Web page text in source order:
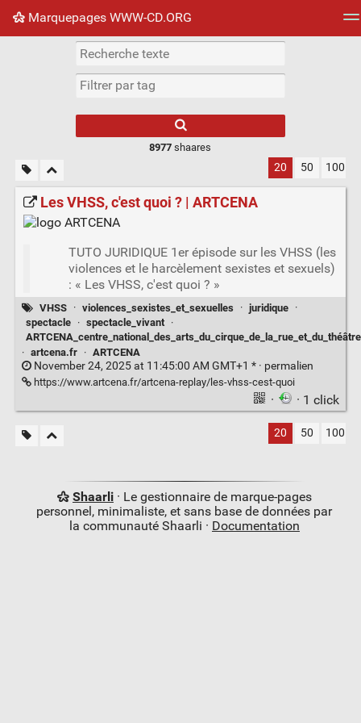
Marquepages WWW-CD.ORG
Nuage de tags Mur d'images
8977 shaares
20 50 100
Les VHSS, c'est quoi ? | ARTCENA
TUTO JURIDIQUE 1er épisode sur les VHSS (les
violences et le harcèlement sexistes et sexuels)
: « Les VHSS, c'est quoi ? »
VHSS · violences_sexistes_et_sexuelles · juridique ·
spectacle
· spectacle_vivant
·
ARTCENA_centre_national_des_arts_du_cirque_de_la_rue_et_du_théâtre
· artcena.fr · ARTCENA
November 24, 2025 at 11:45:00 AM GMT+1 * · permalien
https://www.artcena.fr/artcena-replay/les-vhss-cest-quoi
· · 1 click
20 50 100
Shaarli· Le gestionnaire de marque-pages
personnel, minimaliste, et sans base de données par
la communauté Shaarli · Documentation